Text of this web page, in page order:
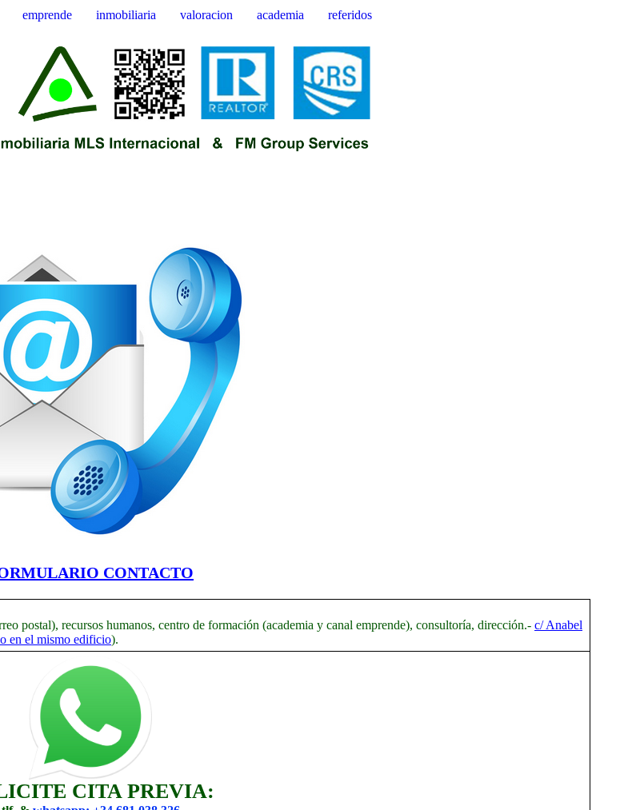
emprende inmobiliaria valoracion academia referidos
CONTACTO
postal), recursos humanos, centro de formación (academia y canal emprende), consultoría, dirección.- c/ Anabel
en el mismo edificio).
CITA PREVIA: